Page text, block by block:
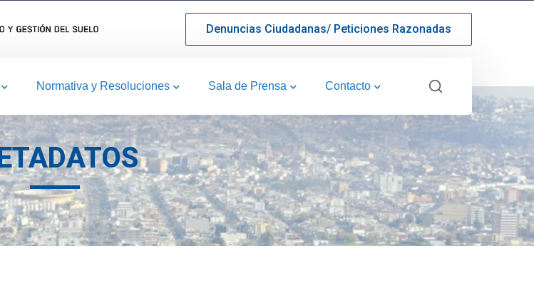
Denuncias Ciudadanas/ Peticiones Razonadas
Normativa y Resoluciones Sala de Prensa Contacto